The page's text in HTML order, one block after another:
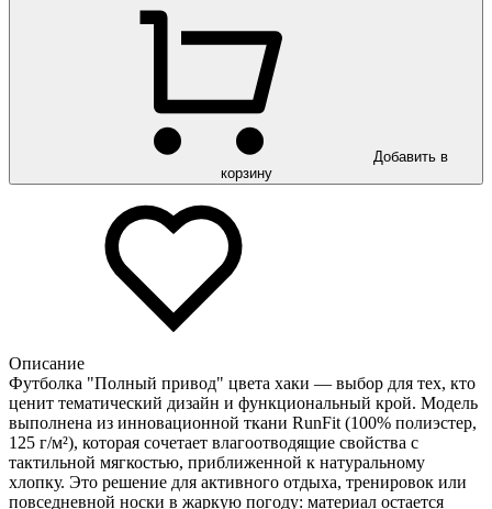
Добавить в
корзину
Описание
Футболка "Полный привод" цвета хаки — выбор для тех, кто
ценит тематический дизайн и функциональный крой. Модель
выполнена из инновационной ткани RunFit (100% полиэстер,
125 г/м²), которая сочетает влагоотводящие свойства с
тактильной мягкостью, приближенной к натуральному
хлопку. Это решение для активного отдыха, тренировок или
повседневной носки в жаркую погоду: материал остается